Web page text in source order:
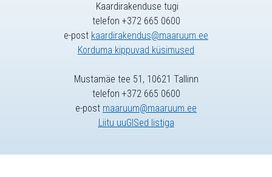
Kaardirakenduse tugi
telefon +372 665 0600
e-post kaardirakendus@maaruum.ee
Korduma kippuvad küsimused
Mustamäe tee 51, 10621 Tallinn
telefon +372 665 0600
e-post maaruum@maaruum.ee
Liitu uuGISed listiga